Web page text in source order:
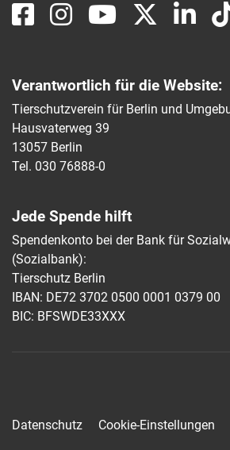
Verantwortlich für die Website:
Tierschutzverein für Berlin und
Hausvaterweg 39
13057 Berlin
Tel. 030 76888-0
Jede Spende hilft
Spendenkonto bei der Bank für
(Sozialbank):
Tierschutz Berlin
IBAN: DE72 3702 0500 0001 0379 00
BIC: BFSWDE33XXX
Datenschutz Cookie-Einstellungen